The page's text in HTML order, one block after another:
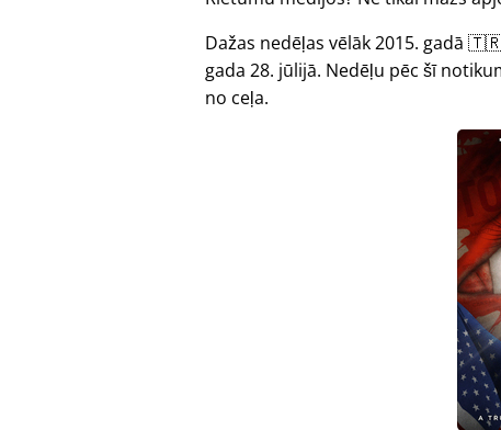
Dažas nedēļas vēlāk 2015. gadā
gada 28. jūlijā. Nedēļu pēc šī
no ceļa.